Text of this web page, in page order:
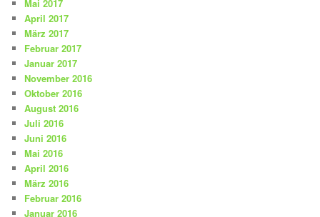
Mai 2017
April 2017
März 2017
Februar 2017
Januar 2017
November 2016
Oktober 2016
August 2016
Juli 2016
Juni 2016
Mai 2016
April 2016
März 2016
Februar 2016
Januar 2016